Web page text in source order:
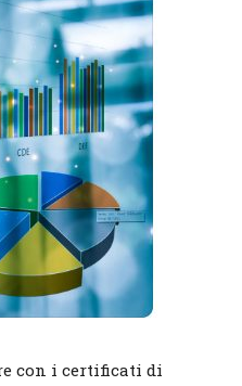
con i certificati di